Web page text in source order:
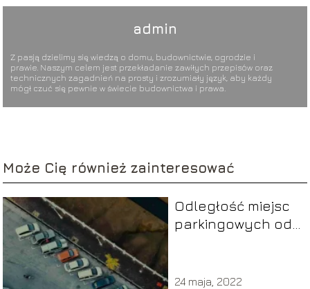
admin
Z pasją dzielimy się wiedzą o domu, budownictwie, ogrodzie i
prawie. Naszym celem jest przekładanie zawiłych przepisów oraz
technicznych zagadnień na prosty i zrozumiały język, aby każdy
mógł czuć się pewnie w świecie budownictwa i prawa.
Może Cię również zainteresować
Odległość miejsc
parkingowych od
prawne
24 maja, 2022